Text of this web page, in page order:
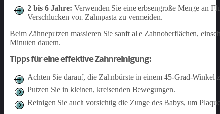
2 bis 6 Jahre: Verwenden Sie eine erbsengroße Menge an
Verschlucken von Zahnpasta zu vermeiden.
Beim Zähneputzen massieren Sie sanft alle Zahnoberflächen,
Minuten dauern.
Tipps für eine effektive Zahnreinigung:
Achten Sie darauf, die Zahnbürste in einem 45-Grad-Winkel
Putzen Sie in kleinen, kreisenden Bewegungen.
Reinigen Sie auch vorsichtig die Zunge des Babys, um